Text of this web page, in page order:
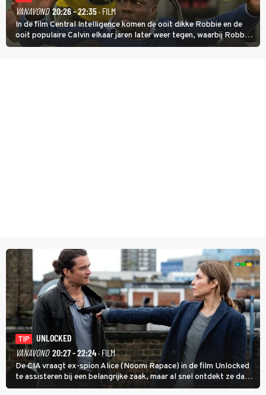
VANAVOND 20:26 - 22:35· FILM
In de film Central Intelligence komen de ooit dikke Robbie en de
ooit populaire Calvin elkaar jaren later weer tegen, waarbij Robbie,
inmiddels supergespierd en werkzaam voor de CIA, Calvins hulp
TIP
UNLOCKED
VANAVOND 20:27 - 22:24· FILM
De CIA vraagt ex-spion Alice (Noomi Rapace) in de film Unlocked
te assisteren bij een belangrijke zaak, maar al snel ontdekt ze dat
degene die haar aanstelde kwade bedoelingen heeft.